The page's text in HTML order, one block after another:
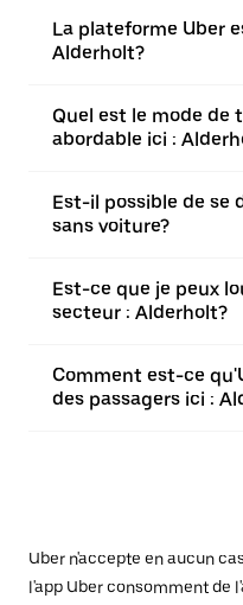
La plateforme Uber
Alderholt?
Quel est le mode de
abordable ici :
Est-il possible de se
sans voiture?
Est-ce que je peux
secteur : Alderholt?
Comment est-ce
des passagers ici :
Uber n'accepte en aucun
l'app Uber consomment de